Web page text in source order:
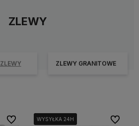
ZLEWY
ZLEWY ZLEWY GRANITOWE
Do ulubionychWYSYŁKA 24H
WYSYŁKA 24H
WYSYŁKA 24H Do